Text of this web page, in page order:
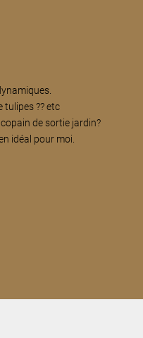
tulipes ?? etc
de sortie jardin?
idéal pour moi.